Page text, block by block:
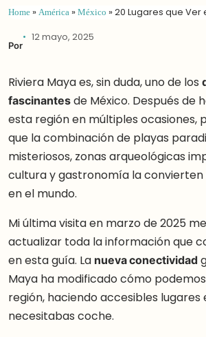
Home »América »México »20 Lugares que Ver
Por
12 mayo, 2025
Riviera Maya es, sin duda, uno de los
fascinantesde México. Después de
esta región en múltiples ocasiones,
que la combinación de playas
misteriosos, zonas arqueológicas
cultura y gastronomía la convierten
en el mundo.
Mi última visita en marzo de 2025
actualizar toda la información que
en esta guía. La nueva conectividad
Maya ha modificado cómo
región, haciendo accesibles lugares
necesitabas coche.